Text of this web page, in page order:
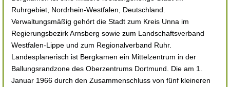
Ruhrgebiet, Nordrhein-Westfalen, Deutschland.
Verwaltungsmäßig gehört die Stadt zum Kreis Unna im
Regierungsbezirk Arnsberg sowie zum Landschaftsverband
Westfalen-Lippe und zum Regionalverband Ruhr.
Landesplanerisch ist Bergkamen ein Mittelzentrum in der
Ballungsrandzone des Oberzentrums Dortmund. Die am 1.
Januar 1966 durch den Zusammenschluss von fünf kleineren